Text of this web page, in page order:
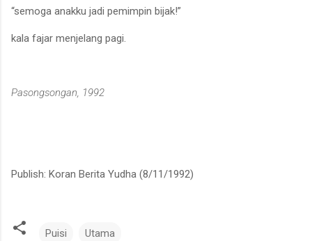
“semoga anakku jadi pemimpin bijak!”
kala fajar menjelang pagi.
Pasongsongan, 1992
Publish: Koran Berita Yudha (8/11/1992)
Puisi Utama